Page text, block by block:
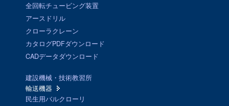
全回転チュービング装置
アースドリル
クローラクレーン
カタログPDFダウンロード
CADデータダウンロード
建設機械・技術教習所
輸送機器
民生用バルクローリ